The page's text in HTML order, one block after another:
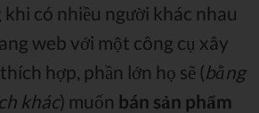
có nhiều người khác nhau
web với một công cụ xây
hợp, phần lớn họ sẽ (bằng
khác) muốn bán sản phẩm